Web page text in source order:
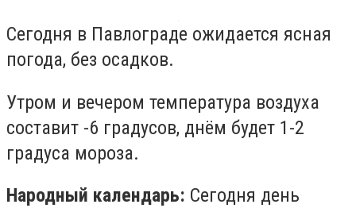
Сегодня в Павлограде ожидается ясная
погода, без осадков.
Утром и вечером температура воздуха
составит -6 градусов, днём будет 1-2
градуса мороза.
Народный календарь: Сегодня день